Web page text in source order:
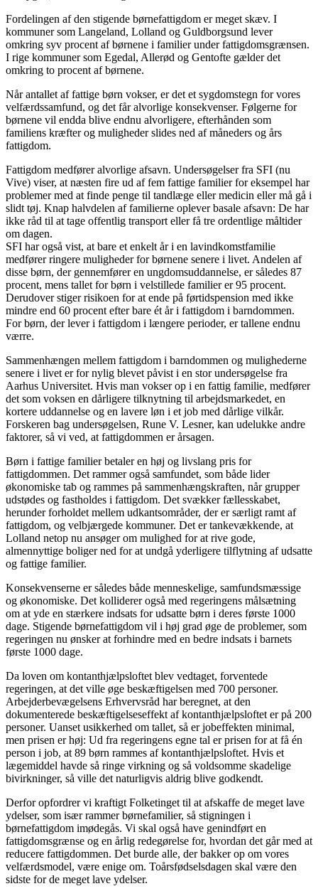
Fordelingen af den stigende børnefattigdom er meget skæv. I
kommuner som Langeland, Lolland og Guldborgsund lever
omkring syv procent af børnene i familier under fattigdomsgrænsen.
I rige kommuner som Egedal, Allerød og Gentofte gælder det
omkring to procent af børnene.
Når antallet af fattige børn vokser, er det et sygdomstegn for vores
velfærdssamfund, og det får alvorlige konsekvenser. Følgerne for
børnene vil endda blive endnu alvorligere, efterhånden som
familiens kræfter og muligheder slides ned af måneders og års
fattigdom.
Fattigdom medfører alvorlige afsavn. Undersøgelser fra SFI (nu
Vive) viser, at næsten fire ud af fem fattige familier for eksempel har
problemer med at finde penge til tandlæge eller medicin eller må gå i
slidt tøj. Knap halvdelen af familierne oplever basale afsavn: De har
ikke råd til at tage offentlig transport eller få tre ordentlige måltider
om dagen.
SFI har også vist, at bare et enkelt år i en lavindkomstfamilie
medfører ringere muligheder for børnene senere i livet. Andelen af
disse børn, der gennemfører en ungdomsuddannelse, er således 87
procent, mens tallet for børn i velstillede familier er 95 procent.
Derudover stiger risikoen for at ende på førtidspension med ikke
mindre end 60 procent efter bare ét år i fattigdom i barndommen.
For børn, der lever i fattigdom i længere perioder, er tallene endnu
værre.
Sammenhængen mellem fattigdom i barndommen og mulighederne
senere i livet er for nylig blevet påvist i en stor undersøgelse fra
Aarhus Universitet. Hvis man vokser op i en fattig familie, medfører
det som voksen en dårligere tilknytning til arbejdsmarkedet, en
kortere uddannelse og en lavere løn i et job med dårlige vilkår.
Forskeren bag undersøgelsen, Rune V. Lesner, kan udelukke andre
faktorer, så vi ved, at fattigdommen er årsagen.
Børn i fattige familier betaler en høj og livslang pris for
fattigdommen. Det rammer også samfundet, som både lider
økonomiske tab og rammes på sammenhængskraften, når grupper
udstødes og fastholdes i fattigdom. Det svækker fællesskabet,
herunder forholdet mellem udkantsområder, der er særligt ramt af
fattigdom, og velbjærgede kommuner. Det er tankevækkende, at
Lolland netop nu ansøger om mulighed for at rive gode,
almennyttige boliger ned for at undgå yderligere tilflytning af udsatte
og fattige familier.
Konsekvenserne er således både menneskelige, samfundsmæssige
og økonomiske. Det kolliderer også med regeringens målsætning
om at yde en stærkere indsats for udsatte børn i deres første 1000
dage. Stigende børnefattigdom vil i høj grad øge de problemer, som
regeringen nu ønsker at forhindre med en bedre indsats i barnets
første 1000 dage.
Da loven om kontanthjælpsloftet blev vedtaget, forventede
regeringen, at det ville øge beskæftigelsen med 700 personer.
Arbejderbevægelsens Erhvervsråd har beregnet, at den
dokumenterede beskæftigelseseffekt af kontanthjælpsloftet er på 200
personer. Uanset usikkerhed om tallet, så er jobeffekten minimal,
men prisen er høj: Ud fra regeringens egne tal er prisen for at få én
person i job, at 89 børn rammes af kontanthjælpsloftet. Hvis et
lægemiddel havde så ringe virkning og så voldsomme skadelige
bivirkninger, så ville det naturligvis aldrig blive godkendt.
Derfor opfordrer vi kraftigt Folketinget til at afskaffe de meget lave
ydelser, som især rammer børnefamilier, så stigningen i
børnefattigdom imødegås. Vi skal også have genindført en
fattigdomsgrænse og en årlig redegørelse for, hvordan det går med at
reducere fattigdommen. Det burde alle, der bakker op om vores
velfærdsmodel, være enige om. Toårsfødselsdagen skal være den
sidste for de meget lave ydelser.